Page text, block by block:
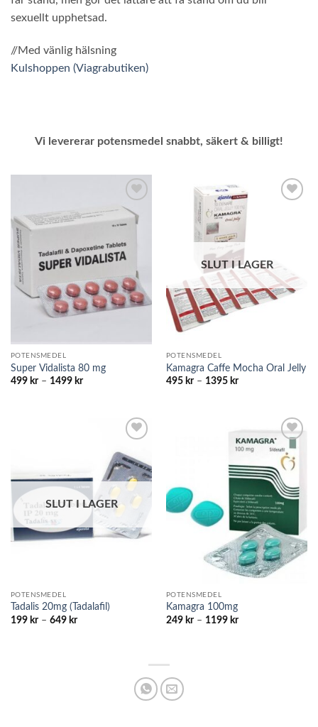
sexuellt upphetsad.
//Med vänlig hälsning
Kulshoppen (Viagrabutiken)
Vi levererar potensmedel snabbt, säkert & billigt!
Add to
wishlist
POTENSMEDEL
Super Vidalista 80 mg
499 kr – 1499 krPrisintervall:
SLUT I LAGER
POTENSMEDEL
Kamagra Caffe Mocha Oral Jelly
495 kr – 1395 krPrisintervall:
wishlist
SLUT I LAGER
POTENSMEDEL
Tadalis 20mg (Tadalafil)
199 kr – 649 krPrisintervall:
Add to
wishlist
POTENSMEDEL
Kamagra 100mg
249 kr – 1199 krPrisintervall: